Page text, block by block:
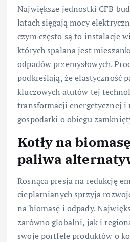
Największe jednostki CFB
latach sięgają mocy
czym często są to instalacje
których spalana jest
odpadów przemysłowych.
podkreślają, że elastyczność
kluczowych atutów tej
transformacji energetycznej i
gospodarki o obiegu
Kotły na
paliwa
Rosnąca presja na redukcję
cieplarnianych sprzyja
na biomasę i odpady.
zarówno globalni, jak i
swoje portfele produktów o